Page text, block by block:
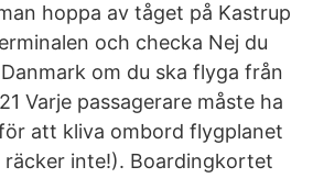
hoppa av tåget på Kastrup
och checka Nej du
om du ska flyga från
Varje passagerare måste ha
att kliva ombord flygplanet
räcker inte!). Boardingkortet